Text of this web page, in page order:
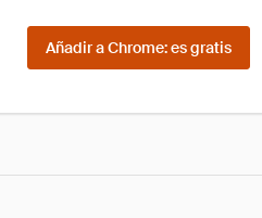
Añadir a Chrome: es gratis